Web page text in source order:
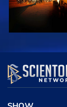
GUARDA